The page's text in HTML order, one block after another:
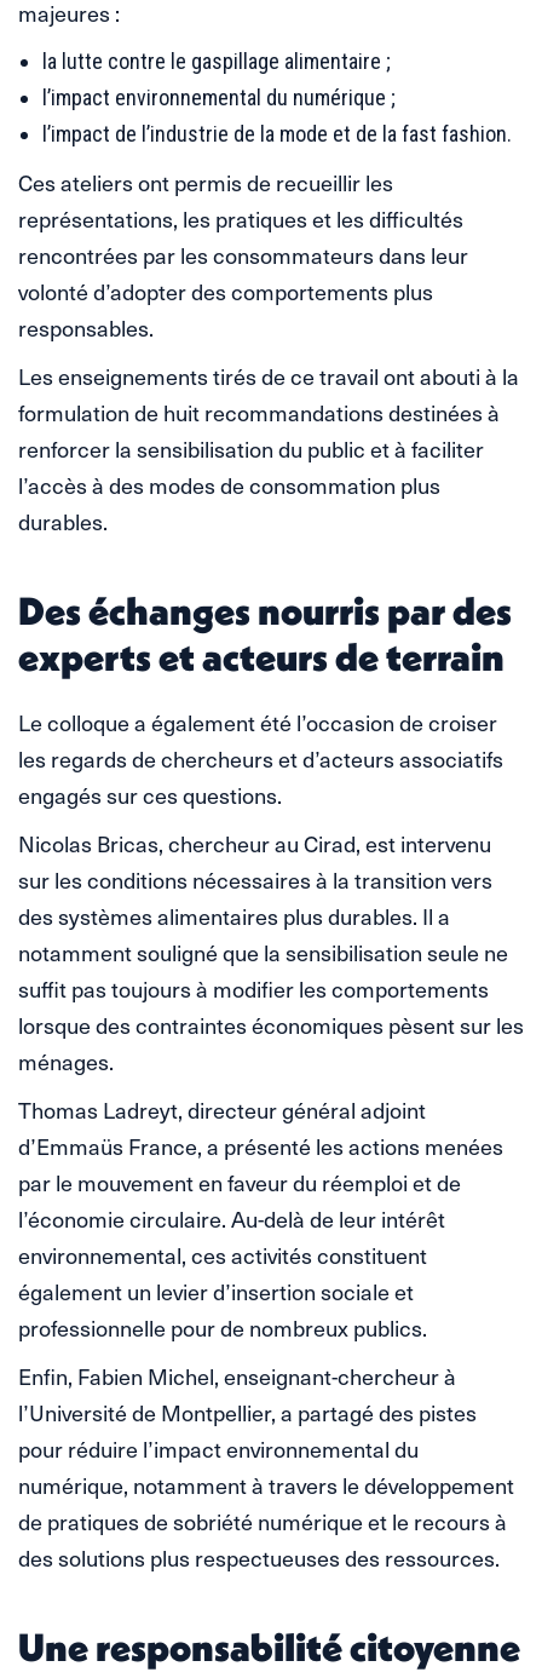
majeures :
la lutte contre le gaspillage alimentaire ;
l’impact environnemental du numérique ;
l’impact de l’industrie de la mode et de la fast fashion.
Ces ateliers ont permis de recueillir les
représentations, les pratiques et les difficultés
rencontrées par les consommateurs dans leur
volonté d’adopter des comportements plus
responsables.
Les enseignements tirés de ce travail ont abouti à la
formulation de huit recommandations destinées à
renforcer la sensibilisation du public et à faciliter
l’accès à des modes de consommation plus
durables.
Des échanges nourris par des
experts et acteurs de terrain
Le colloque a également été l’occasion de croiser
les regards de chercheurs et d’acteurs associatifs
engagés sur ces questions.
Nicolas Bricas, chercheur au Cirad, est intervenu
sur les conditions nécessaires à la transition vers
des systèmes alimentaires plus durables. Il a
notamment souligné que la sensibilisation seule ne
suffit pas toujours à modifier les comportements
lorsque des contraintes économiques pèsent sur les
ménages.
Thomas Ladreyt, directeur général adjoint
d’Emmaüs France, a présenté les actions menées
par le mouvement en faveur du réemploi et de
l’économie circulaire. Au-delà de leur intérêt
environnemental, ces activités constituent
également un levier d’insertion sociale et
professionnelle pour de nombreux publics.
Enfin, Fabien Michel, enseignant-chercheur à
l’Université de Montpellier, a partagé des pistes
pour réduire l’impact environnemental du
numérique, notamment à travers le développement
de pratiques de sobriété numérique et le recours à
des solutions plus respectueuses des ressources.
Une responsabilité citoyenne